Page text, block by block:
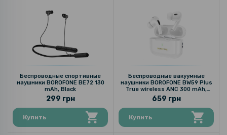
Беспроводные спортивные
наушники BOROFONE BE72 130
mAh, Black
299 грн
Купить
Беспроводные вакуумные
наушники BOROFONE BW59 Plus
True wireless ANC 300 mAh,
White
659 грн
Купить